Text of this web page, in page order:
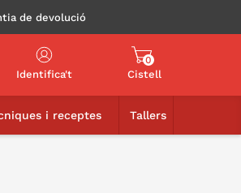
de devolució
Identifica't
0
Cistell
i receptes Tallers